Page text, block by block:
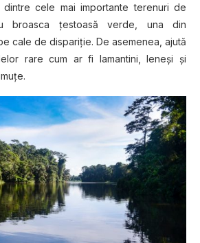
cele mai importante terenuri de
broasca ţestoasă verde, una din
cale de dispariţie. De asemenea, ajută
rare cum ar fi lamantini, leneşi şi